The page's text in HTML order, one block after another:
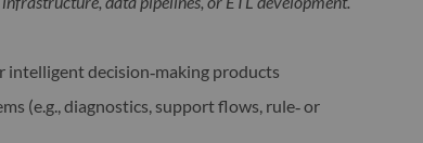
intelligent decision‑making products
(e.g., diagnostics, support flows, rule‑ or